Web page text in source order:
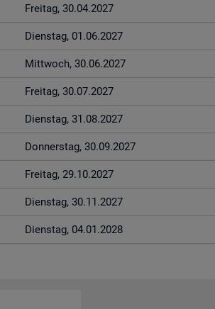
Frei­tag, 30.04.2027
Diens­tag, 01.06.2027
Mitt­woch, 30.06.2027
Frei­tag, 30.07.2027
Diens­tag, 31.08.2027
Don­ners­tag, 30.09.2027
Frei­tag, 29.10.2027
Diens­tag, 30.11.2027
Diens­tag, 04.01.2028